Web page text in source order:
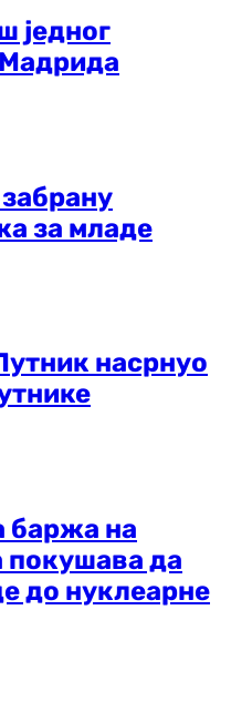
једног
за младе
насрнуо
баржа на
покушава да
до нуклеарне